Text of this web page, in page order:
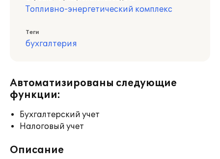
Топливно-энергетический комплекс
Теги
бухгалтерия
Автоматизированы следующие
функции:
Бухгалтерский учет
Налоговый учет
Описание